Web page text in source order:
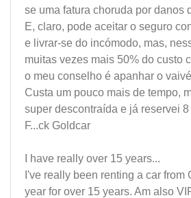
se uma fatura choruda por danos
E, claro, pode aceitar o seguro
e livrar-se do incómodo, mas,
muitas vezes mais 50% do custo
o meu conselho é apanhar o
Custa um pouco mais de tempo,
super descontraída e já reservei
F...ck Goldcar
I have really over 15 years...
I've really been renting a car from
year for over 15 years. Am also